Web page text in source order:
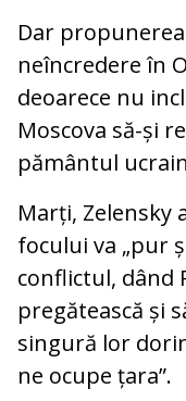
Dar
neîncredere în
deoarece nu
Moscova să-și
pământul
Marți, Zelensky
focului va „pur
conflictul, dând
pregătească și
singură lor
ne ocupe țara”.